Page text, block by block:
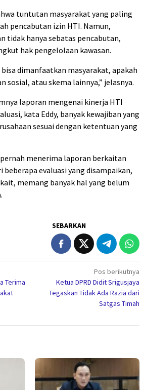
tuntutan masyarakat yang paling
pencabutan izin HTI. Namun,
tidak hanya sebatas pencabutan,
hak pengelolaan kawasan.
dimanfaatkan masyarakat, apakah
sosial, atau skema lainnya,” jelasnya.
laporan mengenai kinerja HTI
kata Eddy, banyak kewajiban yang
sesuai dengan ketentuan yang
menerima laporan berkaitan
beberapa evaluasi yang disampaikan,
memang banyak hal yang belum
SEBARKAN
Terima
Pos berikutnya
Ketua DPRD Didit Srigusjaya
Tegaskan Tidak Ada Razia dari
Satgas Timah